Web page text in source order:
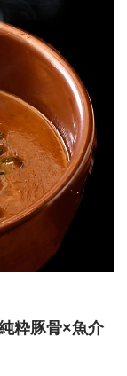
粋豚骨×魚介